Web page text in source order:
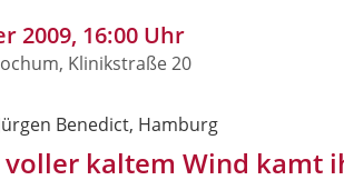
2009, 16:00 Uhr
Klinikstraße 20
Benedict, Hamburg
voller kaltem Wind kamt